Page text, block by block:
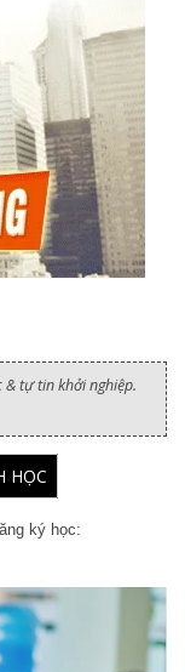
tự tin khởi nghiệp.
HỌC
ký học: